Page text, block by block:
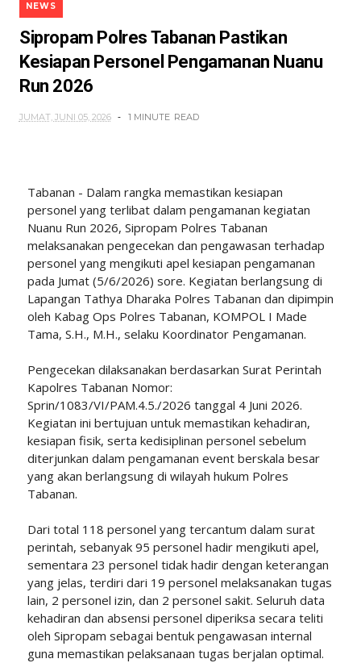
NEWS
Sipropam Polres Tabanan Pastikan
Kesiapan Personel Pengamanan Nuanu
Run 2026
JUMAT, JUNI 05, 2026 1 MINUTE READ
Tabanan - Dalam rangka memastikan kesiapan
personel yang terlibat dalam pengamanan kegiatan
Nuanu Run 2026, Sipropam Polres Tabanan
melaksanakan pengecekan dan pengawasan terhadap
personel yang mengikuti apel kesiapan pengamanan
pada Jumat (5/6/2026) sore. Kegiatan berlangsung di
Lapangan Tathya Dharaka Polres Tabanan dan dipimpin
oleh Kabag Ops Polres Tabanan, KOMPOL I Made
Tama, S.H., M.H., selaku Koordinator Pengamanan.
Pengecekan dilaksanakan berdasarkan Surat Perintah
Kapolres Tabanan Nomor:
Sprin/1083/VI/PAM.4.5./2026 tanggal 4 Juni 2026.
Kegiatan ini bertujuan untuk memastikan kehadiran,
kesiapan fisik, serta kedisiplinan personel sebelum
diterjunkan dalam pengamanan event berskala besar
yang akan berlangsung di wilayah hukum Polres
Tabanan.
Dari total 118 personel yang tercantum dalam surat
perintah, sebanyak 95 personel hadir mengikuti apel,
sementara 23 personel tidak hadir dengan keterangan
yang jelas, terdiri dari 19 personel melaksanakan tugas
lain, 2 personel izin, dan 2 personel sakit. Seluruh data
kehadiran dan absensi personel diperiksa secara teliti
oleh Sipropam sebagai bentuk pengawasan internal
guna memastikan pelaksanaan tugas berjalan optimal.